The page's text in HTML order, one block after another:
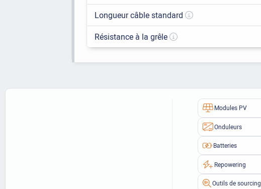
Longueur câble standard
Résistance à la grêle
Modules PV
Onduleurs
Batteries
Repowering
Outils de sourcing